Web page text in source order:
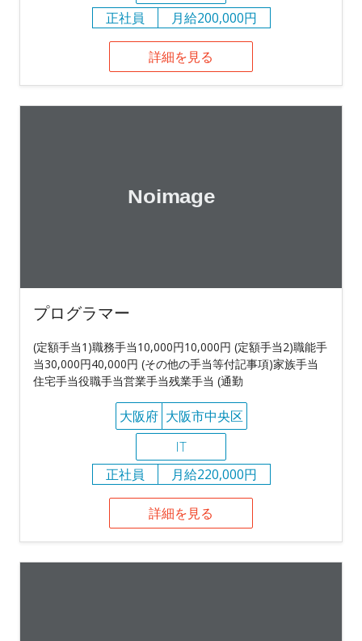
正社員
月給200,000円
詳細を見る
プログラマー
(定額手当1)職務手当10,000円10,000円 (定額手当2)職能手
当30,000円40,000円 (その他の手当等付記事項)家族手当
住宅手当役職手当営業手当残業手当 (通勤
大阪府 大阪市中央区
IT
正社員
月給220,000円
詳細を見る